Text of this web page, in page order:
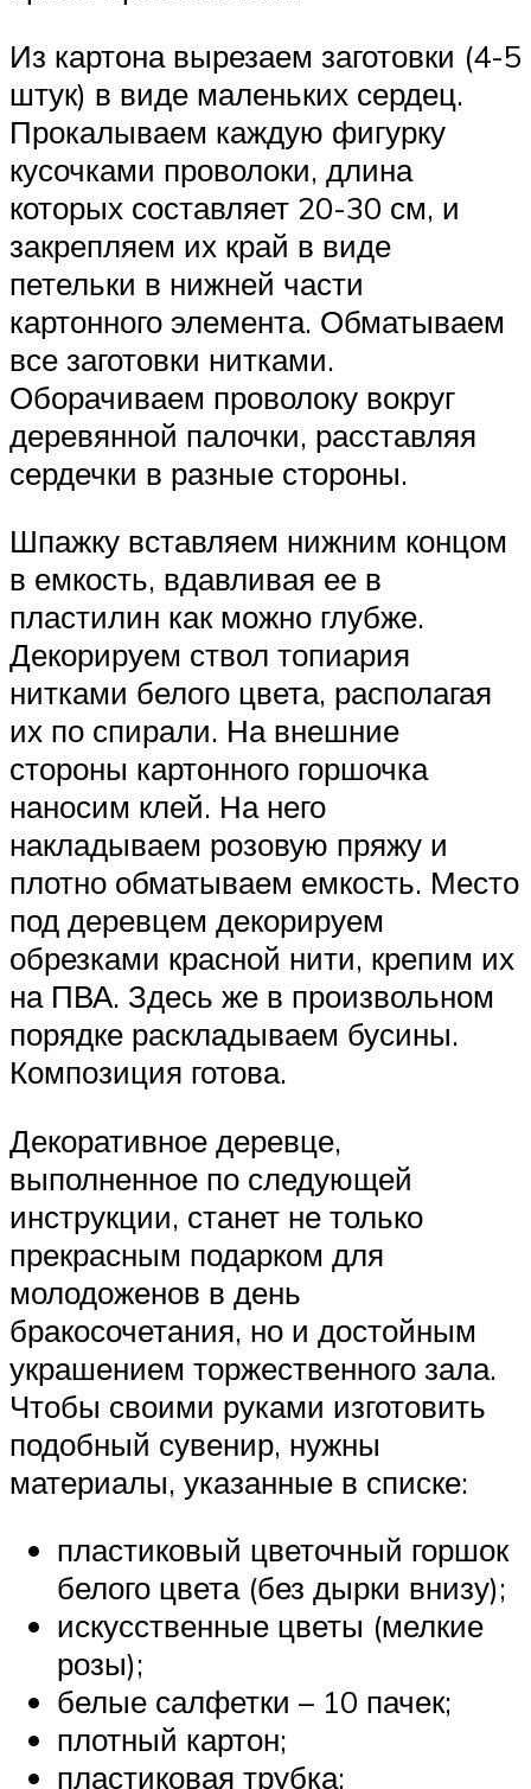
Из картона вырезаем заготовки (4-5
штук) в виде маленьких сердец.
Прокалываем каждую фигурку
кусочками проволоки, длина
которых составляет 20-30 см, и
закрепляем их край в виде
петельки в нижней части
картонного элемента. Обматываем
все заготовки нитками.
Оборачиваем проволоку вокруг
деревянной палочки, расставляя
сердечки в разные стороны.
Шпажку вставляем нижним концом
в емкость, вдавливая ее в
пластилин как можно глубже.
Декорируем ствол топиария
нитками белого цвета, располагая
их по спирали. На внешние
стороны картонного горшочка
наносим клей. На него
накладываем розовую пряжу и
плотно обматываем емкость. Место
под деревцем декорируем
обрезками красной нити, крепим их
на ПВА. Здесь же в произвольном
порядке раскладываем бусины.
Композиция готова.
Декоративное деревце,
выполненное по следующей
инструкции, станет не только
прекрасным подарком для
молодоженов в день
бракосочетания, но и достойным
украшением торжественного зала.
Чтобы своими руками изготовить
подобный сувенир, нужны
материалы, указанные в списке:
пластиковый цветочный горшок
белого цвета (без дырки внизу);
искусственные цветы (мелкие
розы);
белые салфетки – 10 пачек;
плотный картон;
пластиковая трубка;